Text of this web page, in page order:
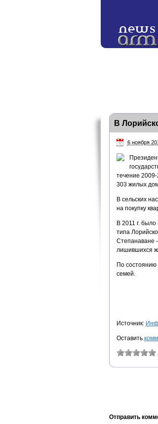
В
6 ноября
течение 2009-
303 жилых
В сельских
на покупку
В 2011 г.
типа
Степанаване
лишившихся
По состоянию
семей.
Источник:
Оставить
Отправить